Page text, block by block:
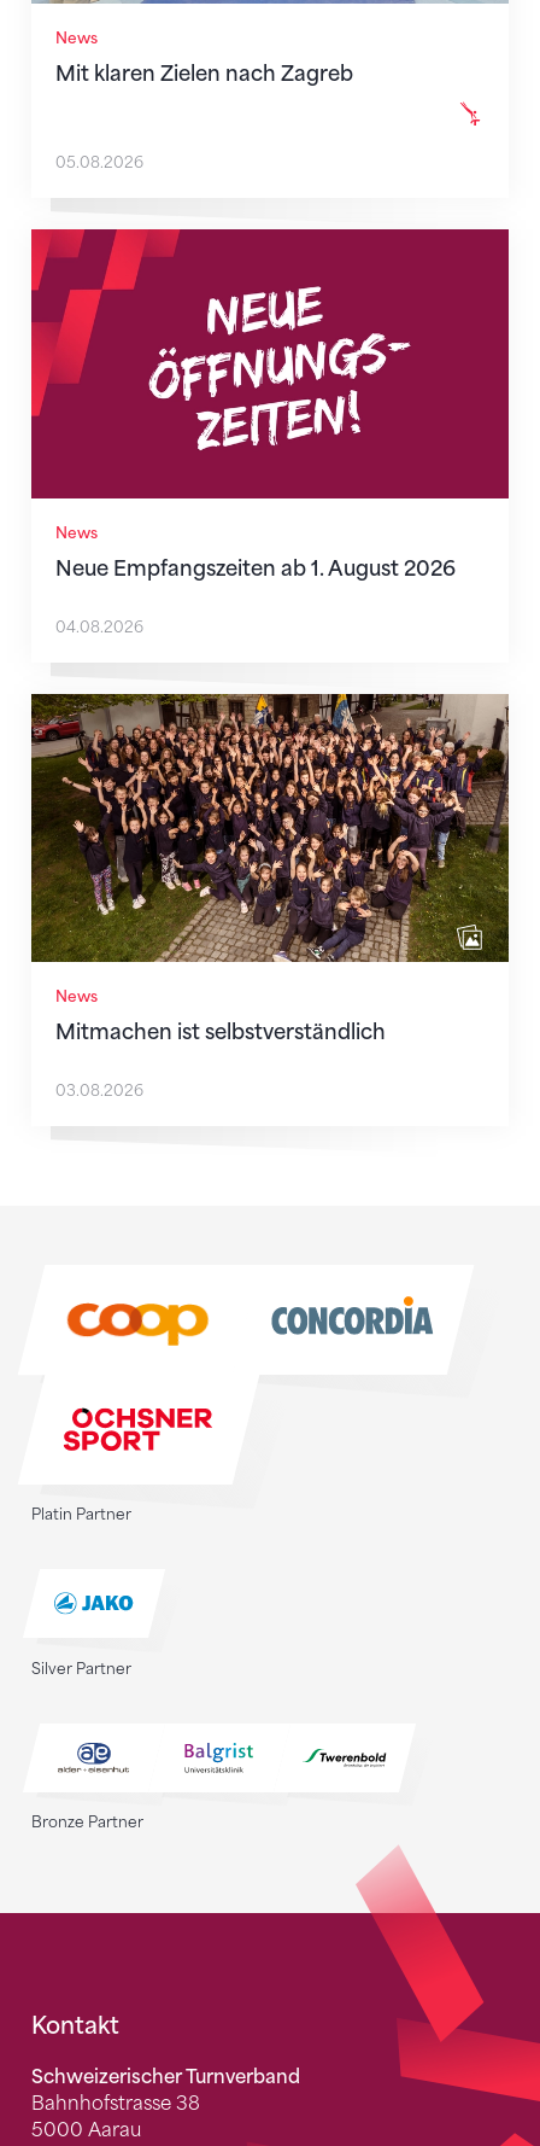
News
Mit klaren Zielen nach Zagreb
05.08.2026
News
Neue Empfangszeiten ab 1. August 2026
Neue Empfangszeiten ab 1. August 2026
04.08.2026
News
Mitmachen ist selbstverständlich
Mitmachen ist selbstverständlich
03.08.2026
Platin Partner
Silver Partner
Bronze Partner
Fusszeile
Kontakt
Schweizerischer Turnverband
Bahnhofstrasse 38
5000 Aarau